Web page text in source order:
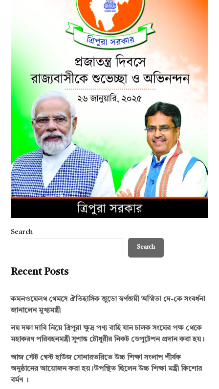
Search
Search
Recent Posts
কমনওয়েলথ গেমসে ঐতিহাসিক জুডো স্বর্ণজয়ী অস্মিতা দে-কে সংবর্ধনা
জানালেন মুখ্যমন্ত্রী
নয় দফা দাবি নিয়ে ত্রিপুরা ক্ষুদ্র পণ্য বাহি যান চালক সংঘের পক্ষ থেকে
মহাকরণ পরিবহনমন্ত্রী সুশান্ত চৌধুরীর নিকট ডেপুটেশন প্রদান করা হয়।
আজ স্টেট গেস্ট হাউজ সোনারতরিতে উচ্চ শিক্ষা সংলাপ শীর্ষক
অনুষ্ঠানের আয়োজন করা হয়।উপস্থিত ছিলেন উচ্চ শিক্ষা মন্ত্রী কিশোর
বর্মণ ।